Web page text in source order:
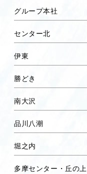
グループ本社
センター北
伊東
勝どき
南大沢
品川八潮
堀之内
多摩センター・丘の上